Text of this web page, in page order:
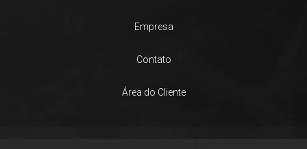
Empresa
Contato
Área do Cliente